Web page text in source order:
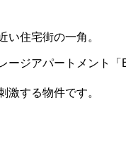
い住宅街の一角。
ージアパートメント「
激する物件です。